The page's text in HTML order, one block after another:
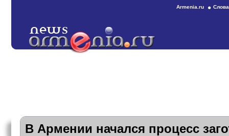
Armenia.ru
В Армении начался процесс